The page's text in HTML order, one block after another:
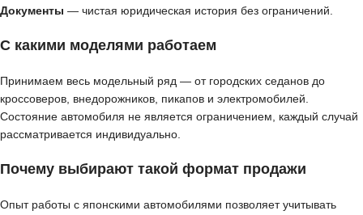
Документы — чистая юридическая история без ограничений.
С какими моделями работаем
Принимаем весь модельный ряд — от городских седанов до
кроссоверов, внедорожников, пикапов и электромобилей.
Состояние автомобиля не является ограничением, каждый случай
рассматривается индивидуально.
Почему выбирают такой формат продажи
Опыт работы с японскими автомобилями позволяет учитывать